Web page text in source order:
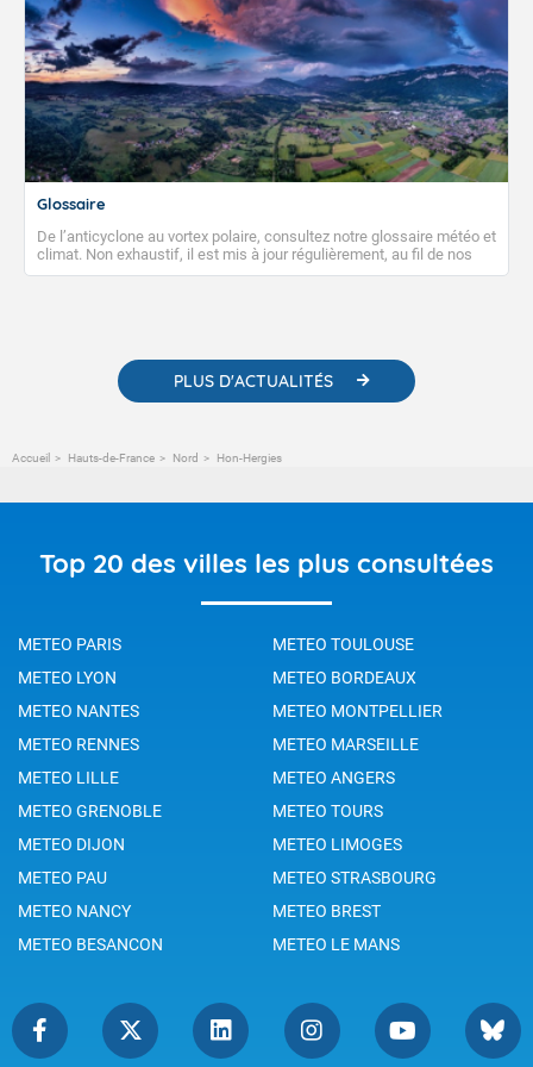
Glossaire
De l’anticyclone au vortex polaire, consultez notre glossaire météo et
climat. Non exhaustif, il est mis à jour régulièrement, au fil de nos
publications. Vous y trouverez également des liens utiles vers nos
PLUS D'ACTUALITÉS
Accueil Hauts-de-France Nord Hon-Hergies
Top 20 des villes les plus consultées
METEO PARIS
METEO TOULOUSE
METEO LYON
METEO BORDEAUX
METEO NANTES
METEO MONTPELLIER
METEO RENNES
METEO MARSEILLE
METEO LILLE
METEO ANGERS
METEO GRENOBLE
METEO TOURS
METEO DIJON
METEO LIMOGES
METEO PAU
METEO STRASBOURG
METEO NANCY
METEO BREST
METEO BESANCON
METEO LE MANS